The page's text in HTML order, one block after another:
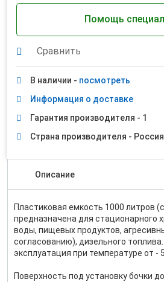
Помощь
Сравнить
В наличии - посмотреть
Информация о доставке
Гарантия производителя - 1
Страна производителя - Россия
Описание
Пластиковая емкость 1000 литров
предназначена для стационарного
воды, пищевых продуктов,
согласованию), дизельного
эксплуатация при температуре от -
Поверхность под установку бочки